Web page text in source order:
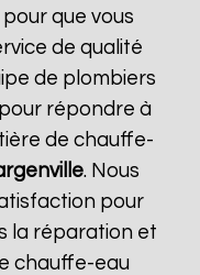
que vous
de qualité
de plombiers
répondre à
de chauffe-
. Nous
pour
la réparation et
chauffe-eau